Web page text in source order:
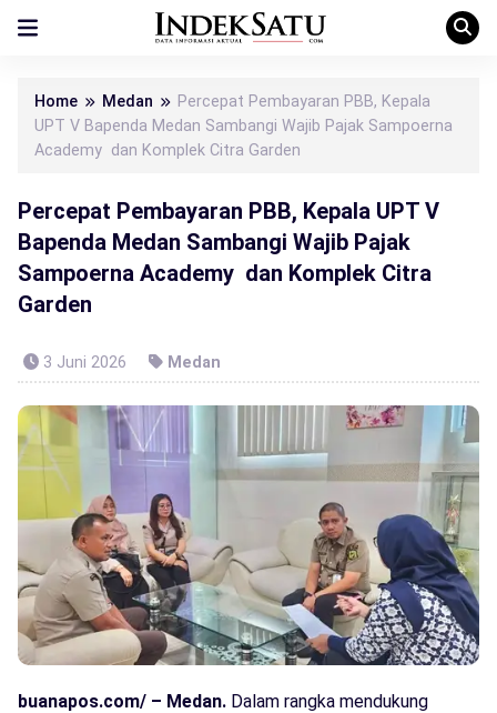
Home Medan
Percepat Pembayaran PBB, Kepala
UPT V Bapenda Medan Sambangi Wajib Pajak Sampoerna
Academy dan Komplek Citra Garden
Percepat Pembayaran PBB, Kepala UPT V
Bapenda Medan Sambangi Wajib Pajak
Sampoerna Academy dan Komplek Citra
Garden
3 Juni 2026 Medan
buanapos.com/ – Medan. Dalam rangka mendukung